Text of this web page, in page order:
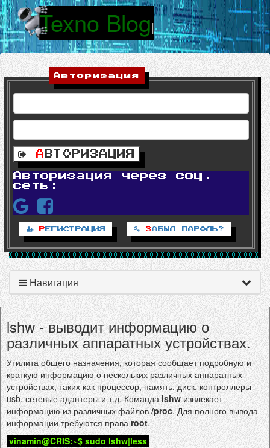
Texno Blog|
Авторизация
А ВТОРИЗАЦИЯ
Авторизация через соц.
сеть:
Р ЕГИСТРАЦИЯ ЗАБЫЛ ПАРОЛЬ?
Навигация
lshw - выводит информацию о
различных аппаратных устройствах.
Утилита общего назначения, которая сообщает подробную и
краткую информацию о нескольких различных аппаратных
устройствах, таких как процессор, память, диск, контроллеры
usb, сетевые адаптеры и т.д. Командаlshwизвлекает
информацию из различных файлов/proc. Для полного вывода
информации требуются праваroot.
vinamin@CRIS:~$ sudo lshw|less